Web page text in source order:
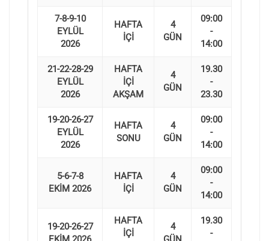
7-8-9-10
EYLÜL
2026
HAFTA
İÇİ
4
GÜN
09:00
-
14:00
21-22-28-29
EYLÜL
2026
HAFTA
İÇİ
AKŞAM
4
GÜN
19.30
-
23.30
19-20-26-27
EYLÜL
2026
HAFTA
SONU
4
GÜN
09:00
-
14:00
5-6-7-8
EKİM 2026
HAFTA
İÇİ
4
GÜN
09:00
-
14:00
19-20-26-27
HAFTA
İÇİ
4
19.30
-